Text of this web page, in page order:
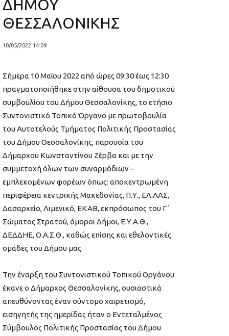
ΔΗΜΟΥ
ΘΕΣΣΑΛΟΝΙΚΗΣ
10/05/2022 14:09
Σήμερα 10 Μαΐου 2022 από ώρες 09:30 έως 12:30
πραγματοποιήθηκε στην αίθουσα του δημοτικού
συμβουλίου του Δήμου Θεσσαλονίκης, το ετήσιο
Συντονιστικό Τοπικό Όργανο με πρωτοβουλία
του Αυτοτελούς Τμήματος Πολιτικής Προστασίας
του Δήμου Θεσσαλονίκης, παρουσία του
Δήμαρχου Κωνσταντίνου Ζέρβα και με την
συμμετοχή όλων των συναρμόδιων –
εμπλεκομένων φορέων όπως: αποκεντρωμένη
περιφέρεια κεντρικής Μακεδονίας, Π.Υ., ΕΛ.ΛΑΣ,
Δασαρχείο, Λιμενικό, ΕΚΑΒ, εκπρόσωπος του Γ΄
Σώματος Στρατού, όμοροι Δήμοι, Ε.Υ.Α.Θ.,
ΔΕΔΔΗΕ, Ο.Α.Σ.Θ., καθώς επίσης και εθελοντικές
ομάδες του Δήμου μας.
Την έναρξη του Συντονιστικού Τοπικού Οργάνου
έκανε ο Δήμαρχος Θεσσαλονίκης, ουσιαστικά
απευθύνοντας έναν σύντομο χαιρετισμό,
εισηγητής της ημερίδας ήταν ο Εντεταλμένος
Σύμβουλος Πολιτικής Προστασίας του Δήμου